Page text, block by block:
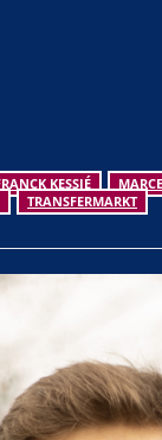
KESSIÉ
TRANSFERMARKT